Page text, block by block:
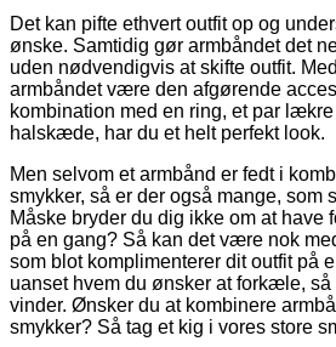
Det kan pifte ethvert outfit op og
ønske. Samtidig gør armbåndet det
uden nødvendigvis at skifte outfit.
armbåndet være den afgørende
kombination med en ring, et par
halskæde, har du et helt perfekt look.
Men selvom et armbånd er fedt i
smykker, så er der også mange, som
Måske bryder du dig ikke om at have
på en gang? Så kan det være nok
som blot komplimenterer dit outfit på
uanset hvem du ønsker at forkæle,
vinder. Ønsker du at kombinere
smykker? Så tag et kig i vores store